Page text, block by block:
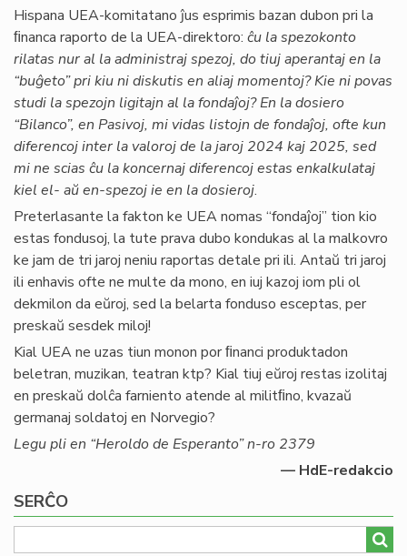
Hispana UEA-komitatano ĵus esprimis bazan dubon pri la
ﬁnanca raporto de la UEA-direktoro: ĉu la spezokonto
rilatas nur al la administraj spezoj, do tiuj aperantaj en la
“buĝeto” pri kiu ni diskutis en aliaj momentoj? Kie ni povas
studi la spezojn ligitajn al la fondaĵoj? En la dosiero
“Bilanco”, en Pasivoj, mi vidas listojn de fondaĵoj, ofte kun
diferencoj inter la valoroj de la jaroj 2024 kaj 2025, sed
mi ne scias ĉu la koncernaj diferencoj estas enkalkulataj
kiel el- aŭ en-spezoj ie en la dosieroj.
Preterlasante la fakton ke UEA nomas “fondaĵoj” tion kio
estas fondusoj, la tute prava dubo kondukas al la malkovro
ke jam de tri jaroj neniu raportas detale pri ili. Antaŭ tri jaroj
ili enhavis ofte ne multe da mono, en iuj kazoj iom pli ol
dekmilon da eŭroj, sed la belarta fonduso esceptas, per
preskaŭ sesdek miloj!
Kial UEA ne uzas tiun monon por ﬁnanci produktadon
beletran, muzikan, teatran ktp? Kial tiuj eŭroj restas izolitaj
en preskaŭ dolĉa farniento atende al militﬁno, kvazaŭ
germanaj soldatoj en Norvegio?
Legu pli en “Heroldo de Esperanto” n-ro 2379
— HdE-redakcio
SERĈO